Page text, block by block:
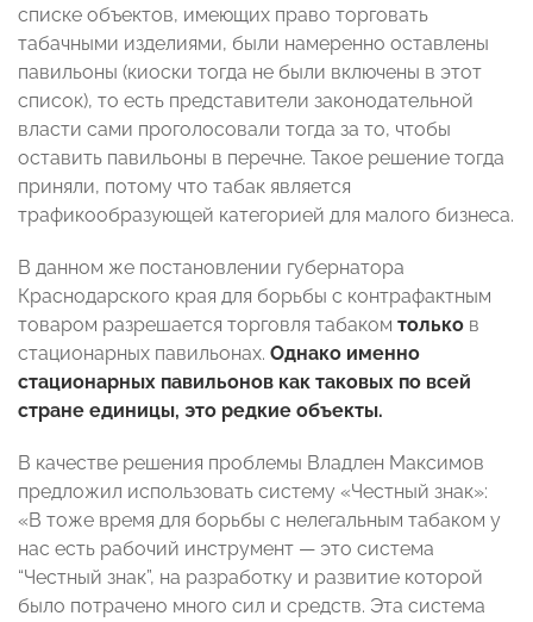
списке объектов, имеющих право торговать
табачными изделиями, были намеренно оставлены
павильоны (киоски тогда не были включены в этот
список), то есть представители законодательной
власти сами проголосовали тогда за то, чтобы
оставить павильоны в перечне. Такое решение тогда
приняли, потому что табак является
трафикообразующей категорией для малого бизнеса.
В данном же постановлении губернатора
Краснодарского края для борьбы с контрафактным
товаром разрешается торговля табаком только в
стационарных павильонах. Однако именно
стационарных павильонов как таковых по всей
стране единицы, это редкие объекты.
В качестве решения проблемы Владлен Максимов
предложил использовать систему «Честный знак»:
«В тоже время для борьбы с нелегальным табаком у
нас есть рабочий инструмент — это система
“Честный знак”, на разработку и развитие которой
было потрачено много сил и средств. Эта система